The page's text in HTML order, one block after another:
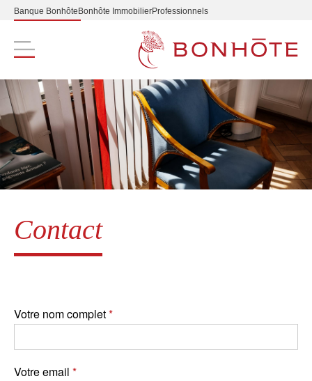
Banque Bonhôte Bonhôte ImmobilierProfessionnels
Navigation principale
Contact
Votre nom complet
Votre email